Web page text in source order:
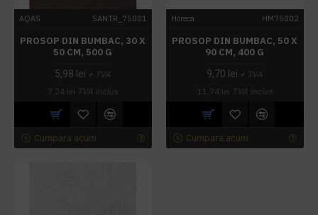
AQAS SANTR_75001
PROSOP DIN BUMBAC, 30 X
50 CM, 500 G
5,98 lei + TVA
7,24 lei TVA inclus
Cumpara acum
Horeca HM75002
PROSOP DIN BUMBAC, 50 X
90 CM, 400 G
9,70 lei + TVA
11,74 lei TVA inclus
Cumpara acum